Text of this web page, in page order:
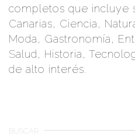
completos que incluye
Canarias, Ciencia,
Moda, Gastronomía,
Salud, Historia,
de alto interés.
BUSCAR